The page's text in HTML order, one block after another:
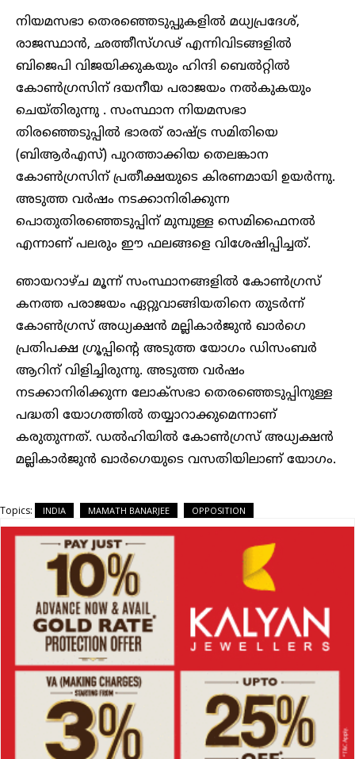
നിയമസഭാ തെരഞ്ഞെടുപ്പുകളിൽ മധ്യപ്രദേശ്,
രാജസ്ഥാൻ, ഛത്തീസ്ഗഢ് എന്നിവിടങ്ങളിൽ
ബിജെപി വിജയിക്കുകയും ഹിന്ദി ബെൽറ്റിൽ
കോൺഗ്രസിന് ദയനീയ പരാജയം നൽകുകയും
ചെയ്തിരുന്നു . സംസ്ഥാന നിയമസഭാ
തിരഞ്ഞെടുപ്പിൽ ഭാരത് രാഷ്ട്ര സമിതിയെ
(ബിആർഎസ്) പുറത്താക്കിയ തെലങ്കാന
കോൺഗ്രസിന് പ്രതീക്ഷയുടെ കിരണമായി ഉയർന്നു.
അടുത്ത വർഷം നടക്കാനിരിക്കുന്ന
പൊതുതിരഞ്ഞെടുപ്പിന് മുമ്പുള്ള സെമിഫൈനൽ
എന്നാണ് പലരും ഈ ഫലങ്ങളെ വിശേഷിപ്പിച്ചത്.
ഞായറാഴ്ച മൂന്ന് സംസ്ഥാനങ്ങളിൽ കോൺഗ്രസ്
കനത്ത പരാജയം ഏറ്റുവാങ്ങിയതിനെ തുടർന്ന്
കോൺഗ്രസ് അധ്യക്ഷൻ മല്ലികാർജുൻ ഖാർഗെ
പ്രതിപക്ഷ ഗ്രൂപ്പിന്റെ അടുത്ത യോഗം ഡിസംബർ
ആറിന് വിളിച്ചിരുന്നു. അടുത്ത വർഷം
നടക്കാനിരിക്കുന്ന ലോക്‌സഭാ തെരഞ്ഞെടുപ്പിനുള്ള
പദ്ധതി യോഗത്തിൽ തയ്യാറാക്കുമെന്നാണ്
കരുതുന്നത്. ഡൽഹിയിൽ കോൺഗ്രസ് അധ്യക്ഷൻ
മല്ലികാർജുൻ ഖാർഗെയുടെ വസതിയിലാണ് യോഗം.
Topics: INDIA MAMATH BANARJEE OPPOSITION